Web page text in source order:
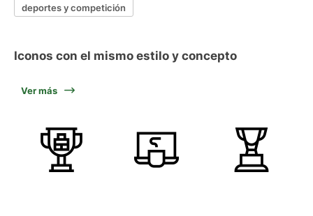
deportes y competición
Iconos con el mismo estilo y concepto
Ver más